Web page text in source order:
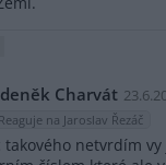
Charvát
Reaguje na Jaroslav Řezáč
takového netvrdím vy